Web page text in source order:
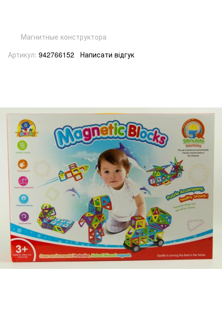
Магнитные конструктора
Артикул: 942766152 Написати відгук